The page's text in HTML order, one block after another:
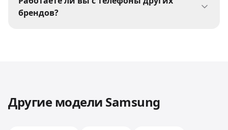
проблемы с платой, залитие. Принесите
брендов?
Другие модели Samsung